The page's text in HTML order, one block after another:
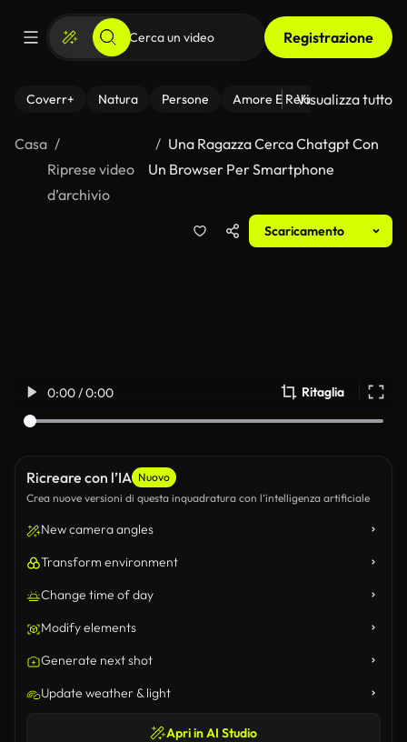
Registrazione
Coverr+ Natura Persone Amore E Relazioni Il
Visualizza tutto
Casa
Riprese video
d’archivio
Una Ragazza Cerca Chatgpt Con
Un Browser Per Smartphone
Scaricamento
0:00 / 0:00 Ritaglia
Ricreare con l’IA Nuovo
Crea nuove versioni di questa inquadratura con l’intelligenza artificiale
New camera angles
Transform environment
Change time of day
Modify elements
Generate next shot
Update weather & light
Apri in AI Studio